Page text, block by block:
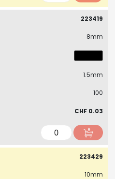
223419
8mm
1.5mm
100
CHF 0.03
223429
10mm